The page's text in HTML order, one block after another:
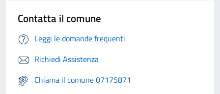
Contatta il comune
Leggi le domande frequenti
Richiedi Assistenza
Chiama il comune 07175871